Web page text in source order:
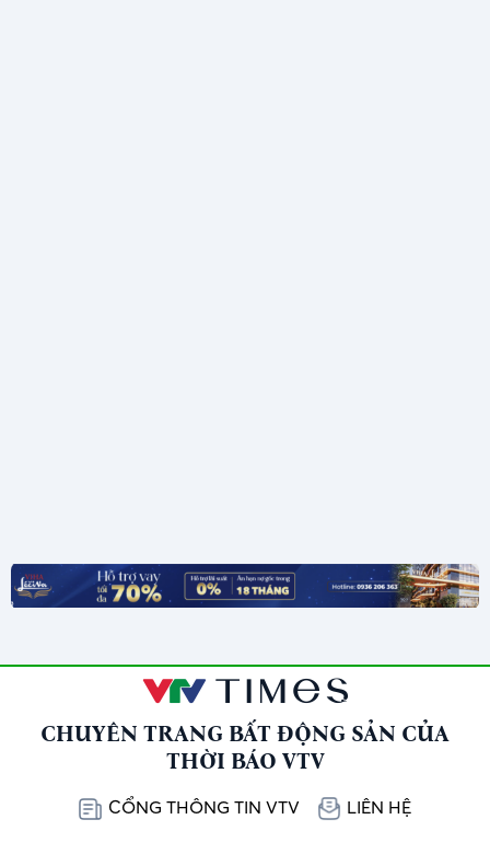
CHUYÊN TRANG BẤT ĐỘNG SẢN CỦA
THỜI BÁO VTV
CỔNG THÔNG TIN VTV LIÊN HỆ